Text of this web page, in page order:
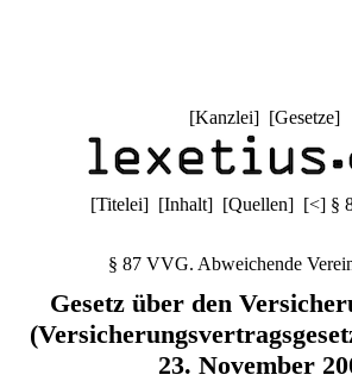
[Kanzlei] [Gesetze]
[Titelei] [Inhalt] [Quellen] [<] §
§ 87 VVG. Abweichende
Gesetz über den
23. November